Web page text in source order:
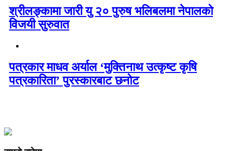
श्रीलङ्कामा जारी यु २० पुरुष भलिबलमा नेपालको
विजयी सुरुवात
पत्रकार माधव अर्याल ‘मुक्तिनाथ उत्कृष्ट कृषि
पत्रकारिता’ पुरस्कारबाट छनोट